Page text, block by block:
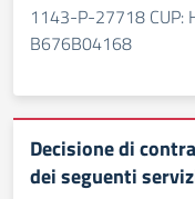
1143-P-27718 CUP:
B676B04168
Decisione di
dei seguenti